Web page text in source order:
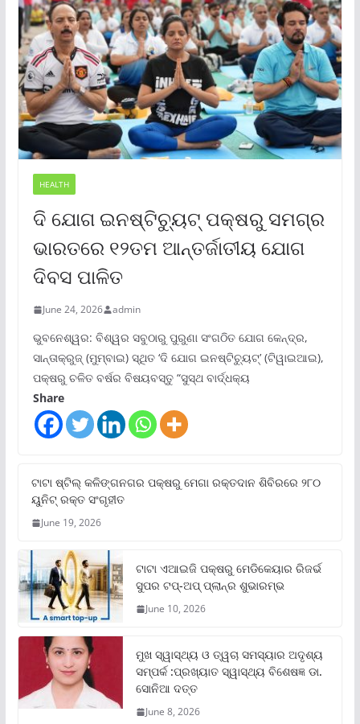
HEALTH
ଦି ଯୋଗ ଇନଷ୍ଟିଚ୍ୟୁଟ୍ ପକ୍ଷରୁ ସମଗ୍ର
ଭାରତରେ ୧୨ତମ ଆନ୍ତର୍ଜାତୀୟ ଯୋଗ
ଦିବସ ପାଳିତ
June 24, 2026 admin
ଭୁବନେଶ୍ୱର: ବିଶ୍ୱର ସବୁଠାରୁ ପୁରୁଣା ସଂଗଠିତ ଯୋଗ କେନ୍ଦ୍ର,
ସାନ୍ତାକ୍ରୁଜ୍ (ମୁମ୍ବାଇ) ସ୍ଥିତ ‘ଦି ଯୋଗ ଇନଷ୍ଟିଚ୍ୟୁଟ୍‌’ (ଟିୱାଇଆଇ),
ପକ୍ଷରୁ ଚଳିତ ବର୍ଷର ବିଷୟବସ୍ତୁ “ସୁସ୍ଥ ବାର୍ଦ୍ଧକ୍ୟ
Share
ଟାଟା ଷ୍ଟିଲ୍‌ କଳିଙ୍ଗନଗର ପକ୍ଷରୁ ମେଗା ରକ୍ତଦାନ ଶିବିରରେ ୨୮୦
ୟୁନିଟ୍‌ ରକ୍ତ ସଂଗୃହୀତ
June 19, 2026
ଟାଟା ଏଆଇଜି ପକ୍ଷରୁ ମେଡିକେୟାର ରିଜର୍ଭ
ସୁପର ଟପ୍‌-ଅପ୍ ପ୍ଲାନ୍‌ର ଶୁଭାରମ୍ଭ
June 10, 2026
ମୁଖ ସ୍ୱାସ୍ଥ୍ୟ ଓ ତ୍ୱଚା ସମସ୍ୟାର ଅଦୃଶ୍ୟ
ସମ୍ପର୍କ :ପ୍ରଖ୍ୟାତ ସ୍ୱାସ୍ଥ୍ୟ ବିଶେଷଜ୍ଞ ଡା.
ସୋନିଆ ଦତ୍ତ
June 8, 2026